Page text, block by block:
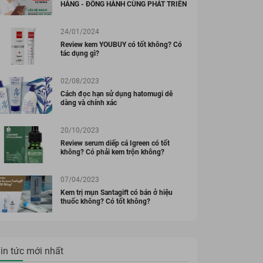
HÀNG - ĐỒNG HÀNH CÙNG PHÁT TRIỂN
24/01/2024
Review kem YOUBUY có tốt không? Có
tác dụng gì?
02/08/2023
Cách đọc hạn sử dụng hatomugi dễ
dàng và chính xác
20/10/2023
Review serum diếp cá Igreen có tốt
không? Có phải kem trộn không?
07/04/2023
Kem trị mụn Santagift có bán ở hiệu
thuốc không? Có tốt không?
tức mới nhất